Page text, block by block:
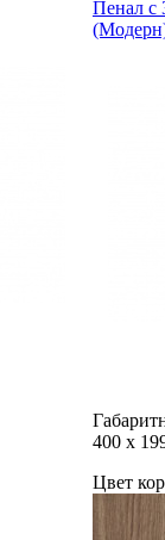
Пенал
400 х
Цвет